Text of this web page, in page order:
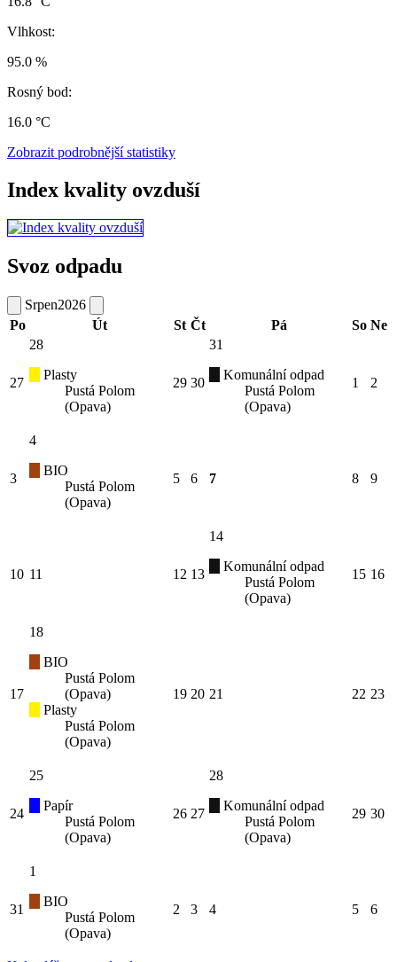
Vlhkost:
95.0 %
Rosný bod:
16.0 °C
Zobrazit podrobnější statistiky
Index kvality ovzduší
Svoz odpadu
Srpen2026
Po
Út St Čt Pá So Ne
27
28
Plasty
Pustá Polom
(Opava)
29 30
31
Komunální odpad
Pustá Polom
(Opava)
1 2
3
4
BIO
Pustá Polom
(Opava)
5 6 7 8 9
10 11 12 13
14
Komunální odpad
Pustá Polom
(Opava)
15 16
17
18
BIO
Pustá Polom
(Opava)
Plasty
Pustá Polom
(Opava)
19 20 21 22 23
24
25
Papír
Pustá Polom
(Opava)
26 27
28
Komunální odpad
Pustá Polom
(Opava)
29 30
31
1
BIO
Pustá Polom
(Opava)
2 3 4 5 6